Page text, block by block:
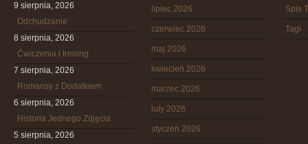
9 sierpnia, 2026
Odchudzanie
8 sierpnia, 2026
Ćwiczenia i trening
7 sierpnia, 2026
Romansy z Dodatkiem
6 sierpnia, 2026
Historia Jednego Zdjęcia
5 sierpnia, 2026
lipiec 2026
czerwiec 2026
maj 2026
kwiecień 2026
marzec 2026
luty 2026
styczeń 2026
Spis
Tagi